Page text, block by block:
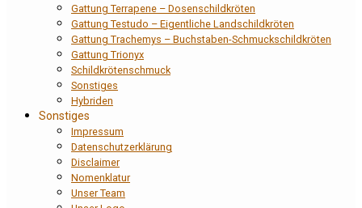
Gattung Terrapene – Dosenschildkröten
Gattung Testudo – Eigentliche Landschildkröten
Gattung Trachemys – Buchstaben-Schmuckschildkröten
Gattung Trionyx
Schildkrötenschmuck
Sonstiges
Hybriden
Sonstiges
Impressum
Datenschutzerklärung
Disclaimer
Nomenklatur
Unser Team